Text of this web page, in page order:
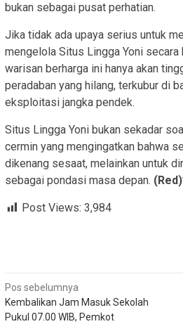
bukan sebagai pusat perhatian.
Jika tidak ada upaya serius untuk
mengelola Situs Lingga Yoni secara
warisan berharga ini hanya akan
peradaban yang hilang, terkubur di
eksploitasi jangka pendek.
Situs Lingga Yoni bukan sekadar
cermin yang mengingatkan bahwa
dikenang sesaat, melainkan untuk
sebagai pondasi masa depan.
Post Views: 3,984
Navigasi
pos
Pos sebelumnya
Kembalikan Jam Masuk Sekolah
Pukul 07.00 WIB, Pemkot